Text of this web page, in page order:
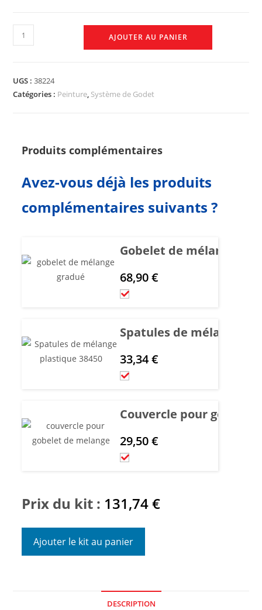
AJOUTER AU PANIER
UGS :38224
Catégories : Peinture, Système de Godet
Produits complémentaires
Avez-vous déjà les produits
complémentaires suivants ?
Gobelet de mélange
68,90€
Spatules de mélange
33,34€
Couvercle pour gobelet
29,50€
Prix du kit : 131,74€
Ajouter le kit au panier
DESCRIPTION